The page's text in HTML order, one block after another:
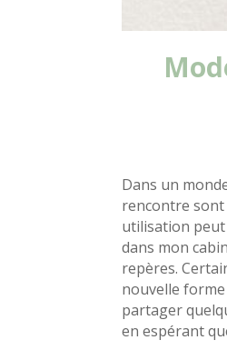
Dans un
rencontre sont
utilisation peut
dans mon
repères.
nouvelle
partager
en espérant